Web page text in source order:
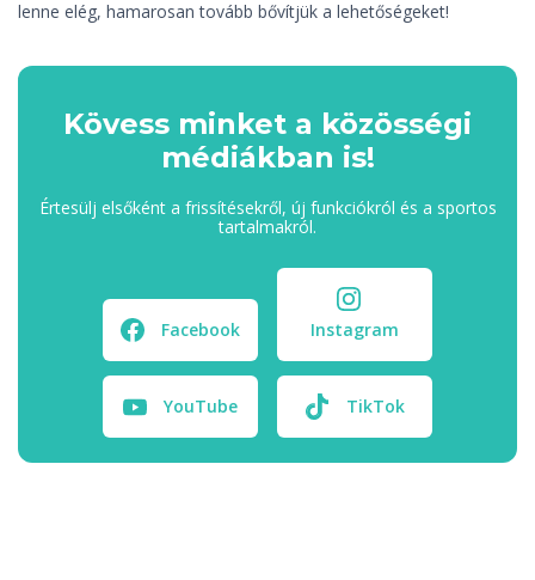
lenne elég, hamarosan tovább bővítjük a lehetőségeket!
Kövess minket a közösségi
médiákban is!
Értesülj elsőként a frissítésekről, új funkciókról és a sportos
tartalmakról.
Facebook Instagram
YouTube TikTok